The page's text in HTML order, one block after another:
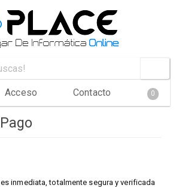
Acceso Contacto 0
inmediata, totalmente segura y verificada